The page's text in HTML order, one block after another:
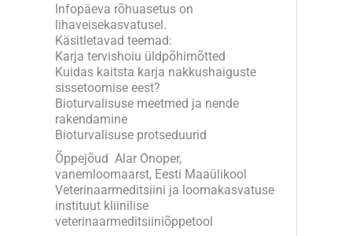
Infopäeva rõhuasetus on
lihaveisekasvatusel.
Käsitletavad teemad:
Karja tervishoiu üldpõhimõtted
Kuidas kaitsta karja nakkushaiguste
sissetoomise eest?
Bioturvalisuse meetmed ja nende
rakendamine
Bioturvalisuse protseduurid
Õppejõud Alar Onoper,
vanemloomaarst, Eesti Maaülikool
Veterinaarmeditsiini ja loomakasvatuse
instituut kliinilise
veterinaarmeditsiiniõppetool